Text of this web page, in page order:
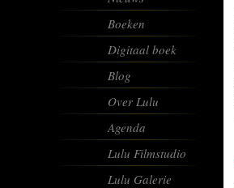
Boeken
Digitaal boek
Blog
Over Lulu
Agenda
Lulu Filmstudio
Lulu Galerie